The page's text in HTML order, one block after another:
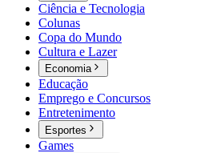
Ciência e Tecnologia
Colunas
Copa do Mundo
Cultura e Lazer
Economia
Educação
Emprego e Concursos
Entretenimento
Esportes
Games